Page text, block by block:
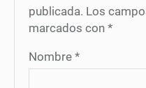
publicada. Los
marcados con *
Nombre *